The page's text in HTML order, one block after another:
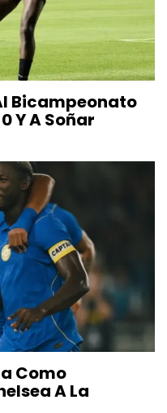
Bicampeonato
Y A Soñar
Como
A La